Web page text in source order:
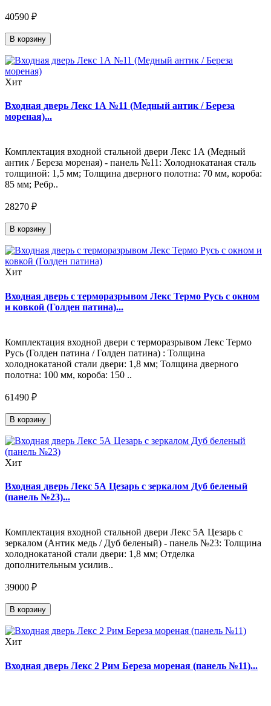
40590 ₽
В корзину
Хит
Входная дверь Лекс 1А №11 (Медный антик / Береза
мореная)...
Комплектация входной стальной двери Лекс 1А (Медный
антик / Береза мореная) - панель №11: Холоднокатаная сталь
толщиной: 1,5 мм; Толщина дверного полотна: 70 мм, короба:
85 мм; Ребр..
28270 ₽
В корзину
Хит
Входная дверь с терморазрывом Лекс Термо Русь с окном
и ковкой (Голден патина)...
Комплектация входной двери с терморазрывом Лекс Термо
Русь (Голден патина / Голден патина) : Толщина
холоднокатаной стали двери: 1,8 мм; Толщина дверного
полотна: 100 мм, короба: 150 ..
61490 ₽
В корзину
Хит
Входная дверь Лекс 5А Цезарь с зеркалом Дуб беленый
(панель №23)...
Комплектация входной стальной двери Лекс 5А Цезарь с
зеркалом (Антик медь / Дуб беленый) - панель №23: Толщина
холоднокатаной стали двери: 1,8 мм; Отделка
дополнительным усилив..
39000 ₽
В корзину
Хит
Входная дверь Лекс 2 Рим Береза мореная (панель №11)...